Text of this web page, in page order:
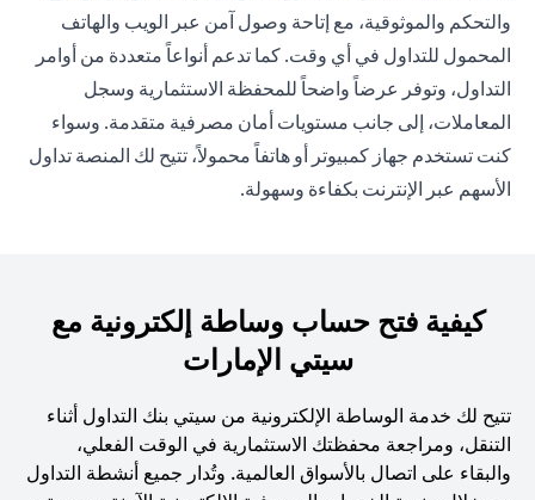
والتحكم والموثوقية، مع إتاحة وصول آمن عبر الويب والهاتف
المحمول للتداول في أي وقت. كما تدعم أنواعاً متعددة من أوامر
التداول، وتوفر عرضاً واضحاً للمحفظة الاستثمارية وسجل
المعاملات، إلى جانب مستويات أمان مصرفية متقدمة. وسواء
كنت تستخدم جهاز كمبيوتر أو هاتفاً محمولاً، تتيح لك المنصة تداول
الأسهم عبر الإنترنت بكفاءة وسهولة.
كيفية فتح حساب وساطة إلكترونية مع
سيتي الإمارات
تتيح لك خدمة الوساطة الإلكترونية من سيتي بنك التداول أثناء
التنقل، ومراجعة محفظتك الاستثمارية في الوقت الفعلي،
والبقاء على اتصال بالأسواق العالمية. وتُدار جميع أنشطة التداول